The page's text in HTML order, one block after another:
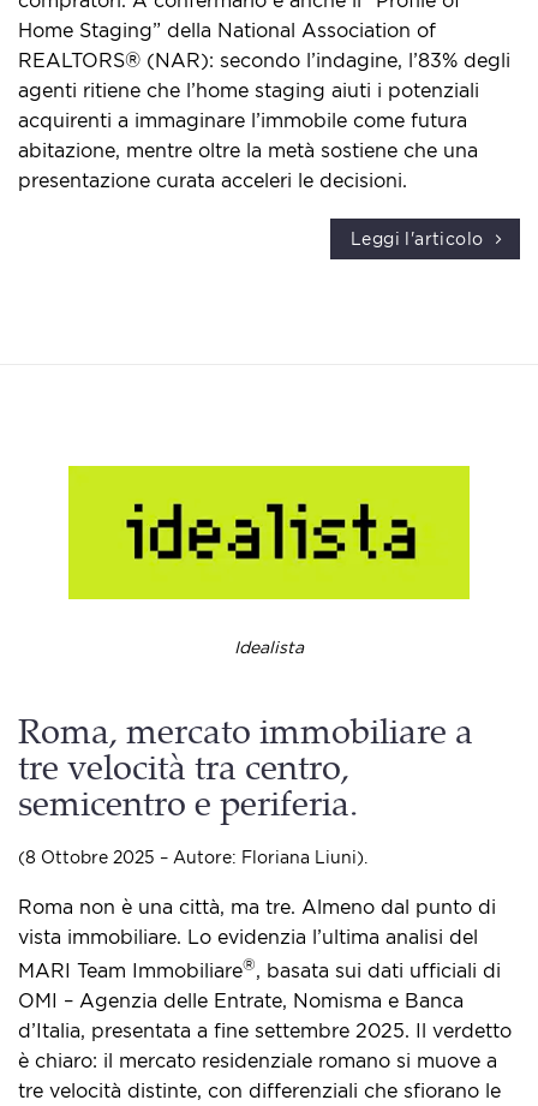
Home Staging” della National Association of
REALTORS® (NAR): secondo l’indagine, l’83% degli
agenti ritiene che l’home staging aiuti i potenziali
acquirenti a immaginare l’immobile come futura
abitazione, mentre oltre la metà sostiene che una
presentazione curata acceleri le decisioni.
Leggi l'articolo
Idealista
Roma, mercato immobiliare a
tre velocità tra centro,
semicentro e periferia.
(8 Ottobre 2025 – Autore: Floriana Liuni).
Roma non è una città, ma tre. Almeno dal punto di
vista immobiliare. Lo evidenzia l’ultima analisi del
MARI Team Immobiliare®, basata sui dati ufficiali di
OMI – Agenzia delle Entrate, Nomisma e Banca
d’Italia, presentata a fine settembre 2025. Il verdetto
è chiaro: il mercato residenziale romano si muove a
tre velocità distinte, con differenziali che sfiorano le